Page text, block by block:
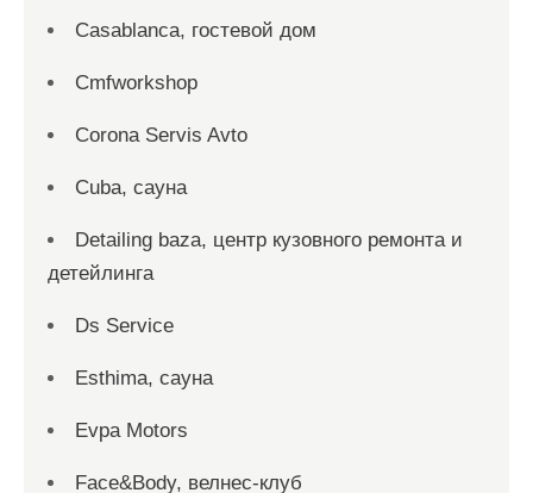
Casablanca, гостевой дом
Cmfworkshop
Corona Servis Avto
Cuba, сауна
Detailing baza, центр кузовного ремонта и
детейлинга
Ds Service
Esthima, сауна
Evpa Motors
Face&Body, велнес-клуб